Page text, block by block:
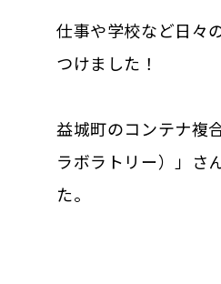
仕事や学校など日々
つけました！
益城町のコンテナ複
ラボラトリー）」さ
た。